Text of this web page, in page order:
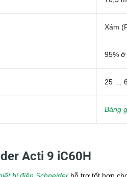
Xám
95% ở
25 …
Bảng
Acti 9 iC60H